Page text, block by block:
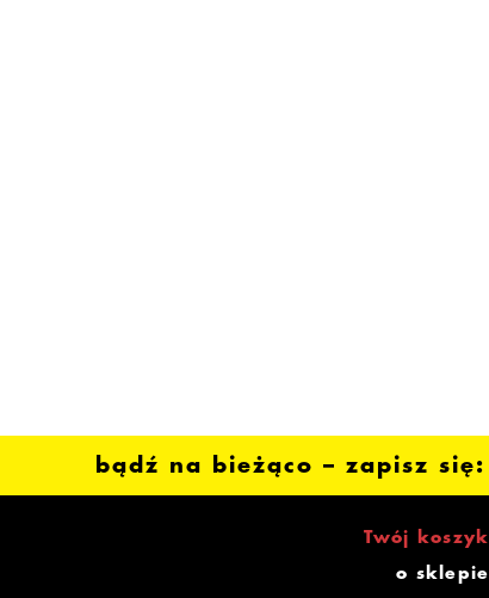
bądź na bieżąco – zapisz się:
Twój koszyk
o sklepie